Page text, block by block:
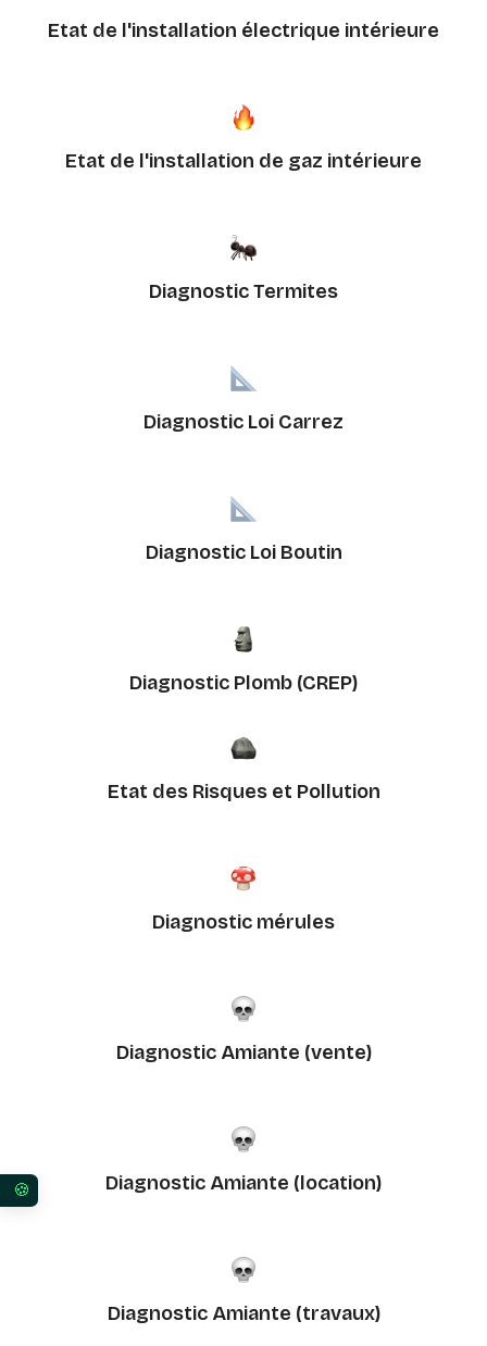
Etat de l'installation électrique intérieure
Etat de l'installation de gaz intérieure
Diagnostic Termites
Diagnostic Loi Carrez
Diagnostic Loi Boutin
Diagnostic Plomb (CREP)
Etat des Risques et Pollution
Diagnostic mérules
Diagnostic Amiante (vente)
Diagnostic Amiante (location)
Diagnostic Amiante (travaux)